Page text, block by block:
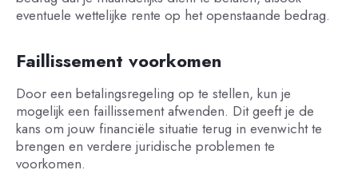
eventuele wettelijke rente op het openstaande bedrag.
Faillissement voorkomen
Door een betalingsregeling op te stellen, kun je
mogelijk een faillissement afwenden. Dit geeft je de
kans om jouw financiële situatie terug in evenwicht te
brengen en verdere juridische problemen te
voorkomen.